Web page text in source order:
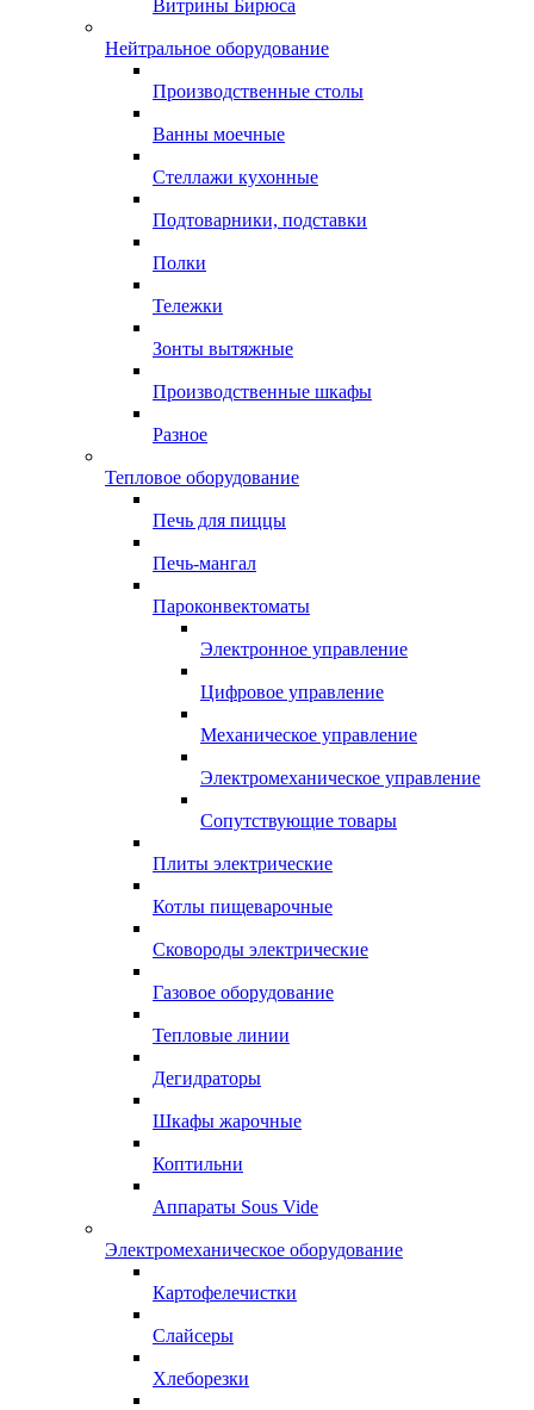
Витрины Бирюса
Нейтральное оборудование
Производственные столы
Ванны моечные
Стеллажи кухонные
Подтоварники, подставки
Полки
Тележки
Зонты вытяжные
Производственные шкафы
Разное
Тепловое оборудование
Печь для пиццы
Печь-мангал
Пароконвектоматы
Электронное управление
Цифровое управление
Механическое управление
Электромеханическое управление
Сопутствующие товары
Плиты электрические
Котлы пищеварочные
Сковороды электрические
Газовое оборудование
Тепловые линии
Дегидраторы
Шкафы жарочные
Коптильни
Аппараты Sous Vide
Электромеханическое оборудование
Картофелечистки
Слайсеры
Хлеборезки